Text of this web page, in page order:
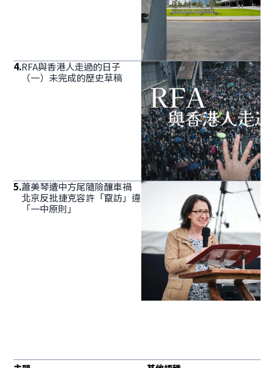
4.RFA與香港人走過的日子
（一）未完成的歷史草稿
5.蕭美琴遭中方尾隨險釀車禍
北京反批捷克容許「竄訪」違
「一中原則」